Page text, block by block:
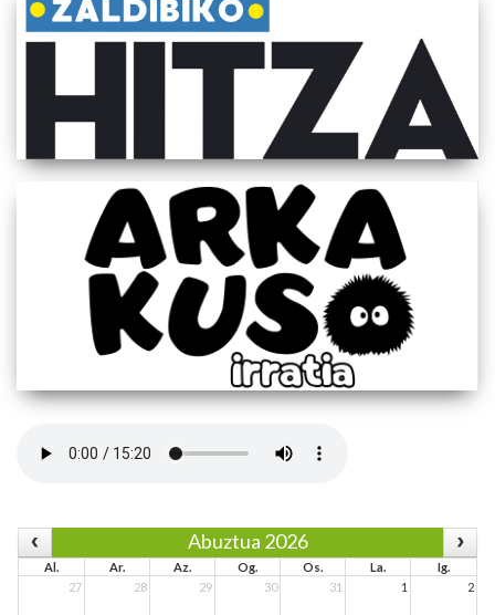
Abuztua 2026
Al. Ar. Az. Og. Os. La.
Ig.
27
28 29 30 31 1 2